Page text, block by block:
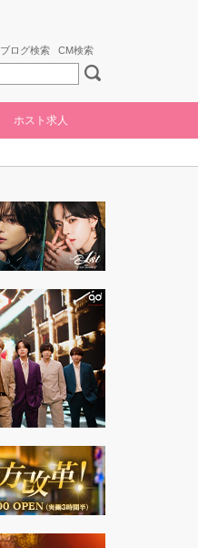
ブログ検索 CM検索
ホスト求人